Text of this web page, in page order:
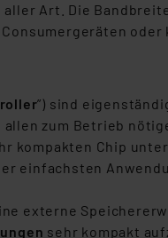
Art. Die
”) sind
zum Betrieb
kompakten Chip
einfachsten
externe
sehr kompakt